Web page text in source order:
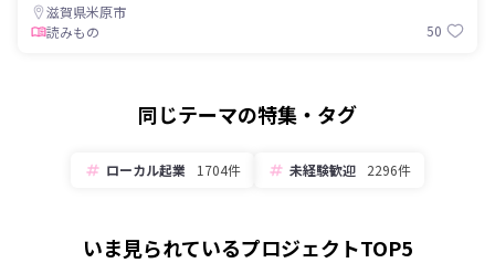
滋賀県米原市
読みもの
50
同じテーマの特集・タグ
ローカル起業 1704件 未経験歓迎 2296件
いま見られているプロジェクトTOP5